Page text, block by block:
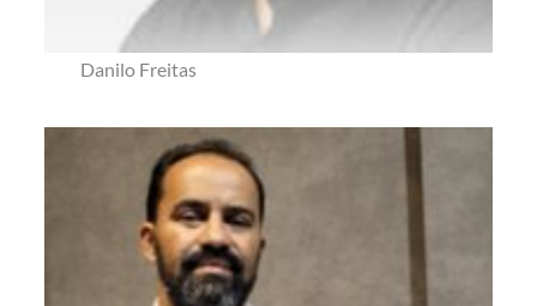
Danilo Freitas